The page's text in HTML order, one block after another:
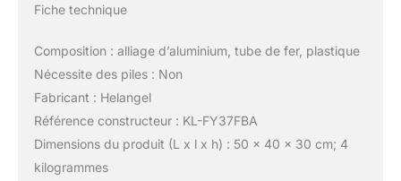
Fiche technique
Composition : alliage d’aluminium, tube de fer, plastique
Nécessite des piles : Non
Fabricant : Helangel
Référence constructeur : KL-FY37FBA
Dimensions du produit (L x l x h) : 50 x 40 x 30 cm; 4
kilogrammes